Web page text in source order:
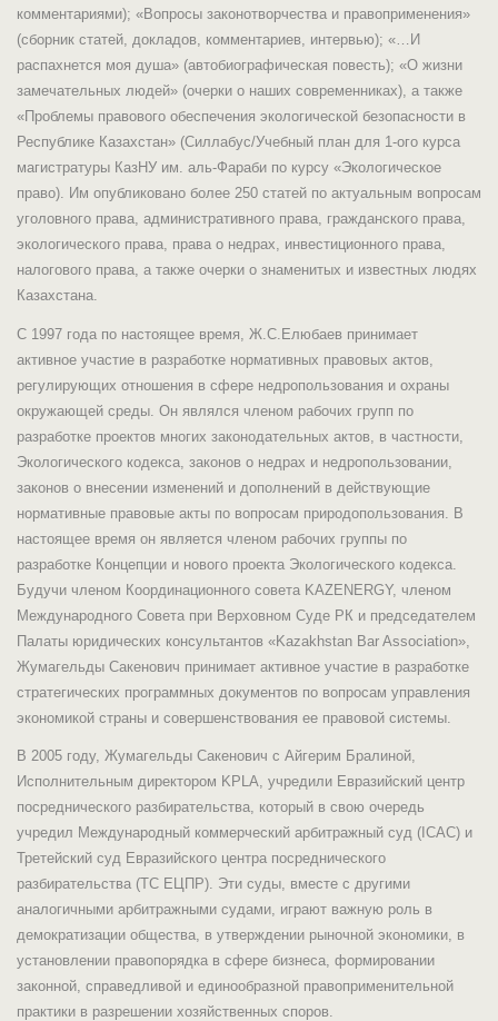
комментариями); «Вопросы законотворчества и правоприменения»
(сборник статей, докладов, комментариев, интервью); «…И
распахнется моя душа» (автобиографическая повесть); «О жизни
замечательных людей» (очерки о наших современниках), а также
«Проблемы правового обеспечения экологической безопасности в
Республике Казахстан» (Силлабус/Учебный план для 1-ого курса
магистратуры КазНУ им. аль-Фараби по курсу «Экологическое
право). Им опубликовано более 250 статей по актуальным вопросам
уголовного права, административного права, гражданского права,
экологического права, права о недрах, инвестиционного права,
налогового права, а также очерки о знаменитых и известных людях
Казахстана.
С 1997 года по настоящее время, Ж.С.Елюбаев принимает
активное участие в разработке нормативных правовых актов,
регулирующих отношения в сфере недропользования и охраны
окружающей среды. Он являлся членом рабочих групп по
разработке проектов многих законодательных актов, в частности,
Экологического кодекса, законов о недрах и недропользовании,
законов о внесении изменений и дополнений в действующие
нормативные правовые акты по вопросам природопользования. В
настоящее время он является членом рабочих группы по
разработке Концепции и нового проекта Экологического кодекса.
Будучи членом Координационного совета KAZENERGY, членом
Международного Совета при Верховном Суде РК и председателем
Палаты юридических консультантов «Kazakhstan Bar Association»,
Жумагельды Сакенович принимает активное участие в разработке
стратегических программных документов по вопросам управления
экономикой страны и совершенствования ее правовой системы.
В 2005 году, Жумагельды Сакенович с Айгерим Бралиной,
Исполнительным директором KPLA, учредили Евразийский центр
посреднического разбирательства, который в свою очередь
учредил Международный коммерческий арбитражный суд (ICAC) и
Третейский суд Евразийского центра посреднического
разбирательства (ТС ЕЦПР). Эти суды, вместе с другими
аналогичными арбитражными судами, играют важную роль в
демократизации общества, в утверждении рыночной экономики, в
установлении правопорядка в сфере бизнеса, формировании
законной, справедливой и единообразной правоприменительной
практики в разрешении хозяйственных споров.